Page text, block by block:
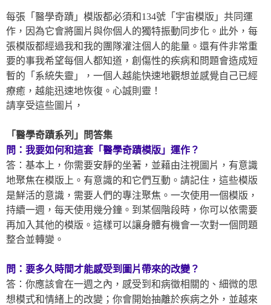
每張「醫學奇蹟」模版都必須和134號「宇宙模版」共同運
作，因為它會將圖片與你個人的獨特振動同步化。此外，每
張模版都經過我和我的團隊灌注個人的能量。還有件非常重
要的事我希望每個人都知道，創傷性的疾病和問題會造成短
暫的「系統失靈」，一個人越能快速地觀想並感覺自己已經
療癒，越能迅速地恢復。心誠則靈！
請享受這些圖片，
「醫學奇蹟系列」問答集
問：我要如何和這套「醫學奇蹟模版」運作？
答：基本上，你需要安靜的坐著，並藉由注視圖片，有意識
地聚焦在模版上。有意識的和它們互動。請記住，這些模版
是鮮活的意識，需要人們的專注聚焦。一次使用一個模版，
持續一週，每天使用幾分鐘。到某個階段時，你可以依需要
再加入其他的模版。這樣可以讓身體有機會一次對一個問題
整合並轉變。
問：要多久時間才能感受到圖片帶來的改變？
答：你應該會在一週之內，感受到和病徵相關的、細微的思
想模式和情緒上的改變；你會開始抽離於疾病之外，並越來